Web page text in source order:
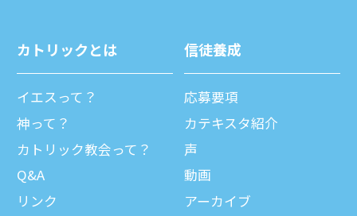
カトリックとは
イエスって？
神って？
カトリック教会って？
Q&A
リンク
信徒養成
応募要項
カテキスタ紹介
声
動画
アーカイブ